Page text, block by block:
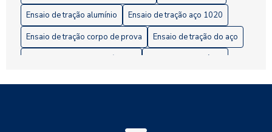
Ensaio de tração alumínio
Ensaio de tração aço 1020
Ensaio de tração corpo de prova
Ensaio de tração do aço